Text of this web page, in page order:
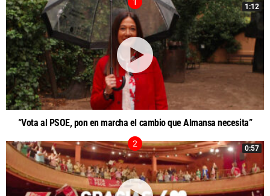
1:12
“Vota al PSOE, pon en marcha el cambio que Almansa necesita”
0:57